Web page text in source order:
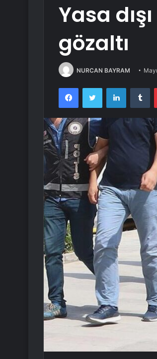
Yasa
gözaltı
NURCAN BAYRAM
FacebookTwitter LinkedIn